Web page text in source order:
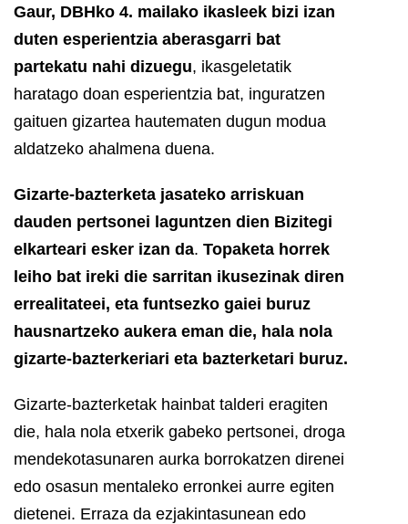
Gaur, DBHko 4. mailako ikasleek bizi izan
duten esperientzia aberasgarri bat
partekatu nahi dizuegu, ikasgeletatik
haratago doan esperientzia bat, inguratzen
gaituen gizartea hautematen dugun modua
aldatzeko ahalmena duena.
Gizarte-bazterketa jasateko arriskuan
dauden pertsonei laguntzen dien Bizitegi
elkarteari esker izan da. Topaketa horrek
leiho bat ireki die sarritan ikusezinak diren
errealitateei, eta funtsezko gaiei buruz
hausnartzeko aukera eman die, hala nola
gizarte-bazterkeriari eta bazterketari buruz.
Gizarte-bazterketak hainbat talderi eragiten
die, hala nola etxerik gabeko pertsonei, droga
mendekotasunaren aurka borrokatzen direnei
edo osasun mentaleko erronkei aurre egiten
dietenei. Erraza da ezjakintasunean edo